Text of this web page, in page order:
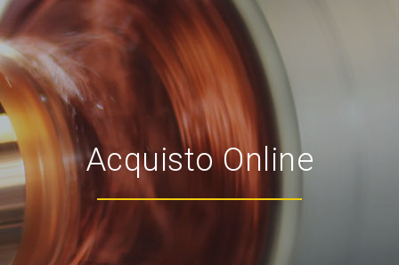
Acquisto Online